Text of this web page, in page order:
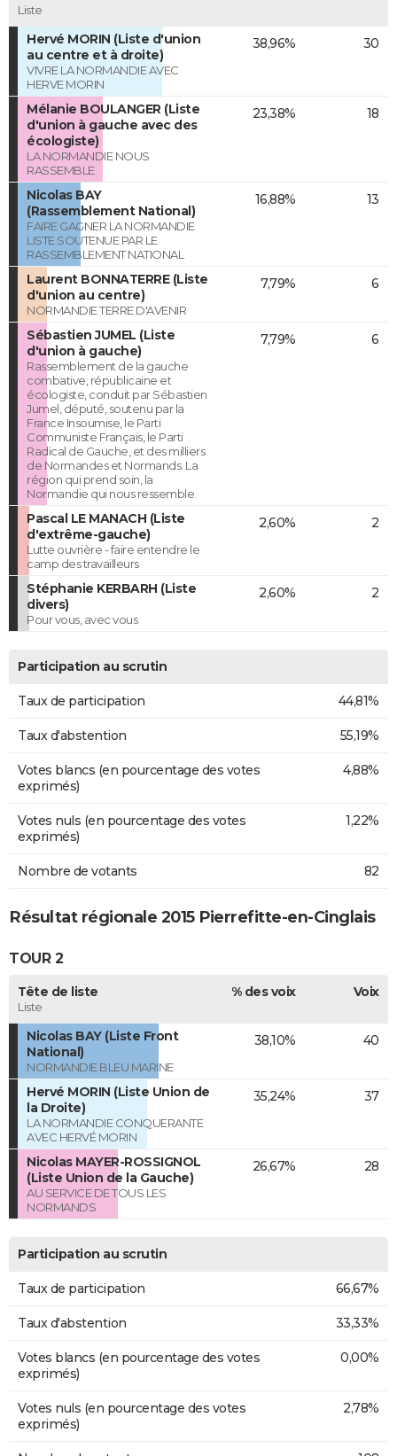
Liste
Hervé MORIN (Liste d'union
au centre et à droite)
VIVRE LA NORMANDIE AVEC
HERVE MORIN
38,96% 30
Mélanie BOULANGER (Liste
d'union à gauche avec des
écologiste)
LA NORMANDIE NOUS
RASSEMBLE
23,38% 18
Nicolas BAY
(Rassemblement National)
FAIRE GAGNER LA NORMANDIE
LISTE SOUTENUE PAR LE
RASSEMBLEMENT NATIONAL
16,88% 13
Laurent BONNATERRE (Liste
d'union au centre)
NORMANDIE TERRE D'AVENIR
7,79% 6
Sébastien JUMEL (Liste
d'union à gauche)
Rassemblement de la gauche
combative, républicaine et
écologiste, conduit par Sébastien
Jumel, député, soutenu par la
France Insoumise, le Parti
Communiste Français, le Parti
Radical de Gauche, et des milliers
de Normandes et Normands. La
région qui prend soin, la
Normandie qui nous ressemble.
7,79% 6
Pascal LE MANACH (Liste
d'extrême-gauche)
Lutte ouvrière - faire entendre le
camp des travailleurs
2,60% 2
Stéphanie KERBARH (Liste
divers)
Pour vous, avec vous
2,60% 2
Participation au scrutin
Taux de participation 44,81%
Taux d'abstention 55,19%
Votes blancs (en pourcentage des votes
exprimés)
4,88%
Votes nuls (en pourcentage des votes
exprimés)
1,22%
Nombre de votants 82
Résultat régionale 2015 Pierrefitte-en-Cinglais
TOUR 2
Tête de liste
Liste
% des voix Voix
Nicolas BAY (Liste Front
National)
NORMANDIE BLEU MARINE
38,10% 40
Hervé MORIN (Liste Union de
la Droite)
LA NORMANDIE CONQUERANTE
AVEC HERVÉ MORIN
35,24% 37
Nicolas MAYER-ROSSIGNOL
(Liste Union de la Gauche)
AU SERVICE DE TOUS LES
NORMANDS
26,67% 28
Participation au scrutin
Taux de participation 66,67%
Taux d'abstention 33,33%
Votes blancs (en pourcentage des votes
exprimés)
0,00%
Votes nuls (en pourcentage des votes
exprimés)
2,78%